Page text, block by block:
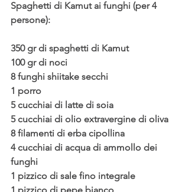
Spaghetti di Kamut ai funghi (per 4
persone):
350 gr di spaghetti di Kamut
100 gr di noci
8 funghi shiitake secchi
1 porro
5 cucchiai di latte di soia
5 cucchiai di olio extravergine di oliva
8 filamenti di erba cipollina
4 cucchiai di acqua di ammollo dei
funghi
1 pizzico di sale fino integrale